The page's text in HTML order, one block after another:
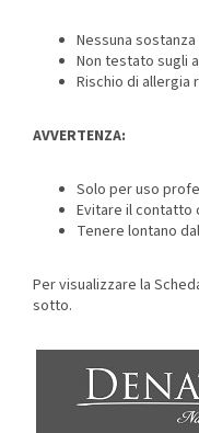
Nessuna
Non testato sugli
Rischio di allergia
AVVERTENZA:
Solo per uso
Evitare il contatto
Tenere lontano
Per visualizzare la
sotto.